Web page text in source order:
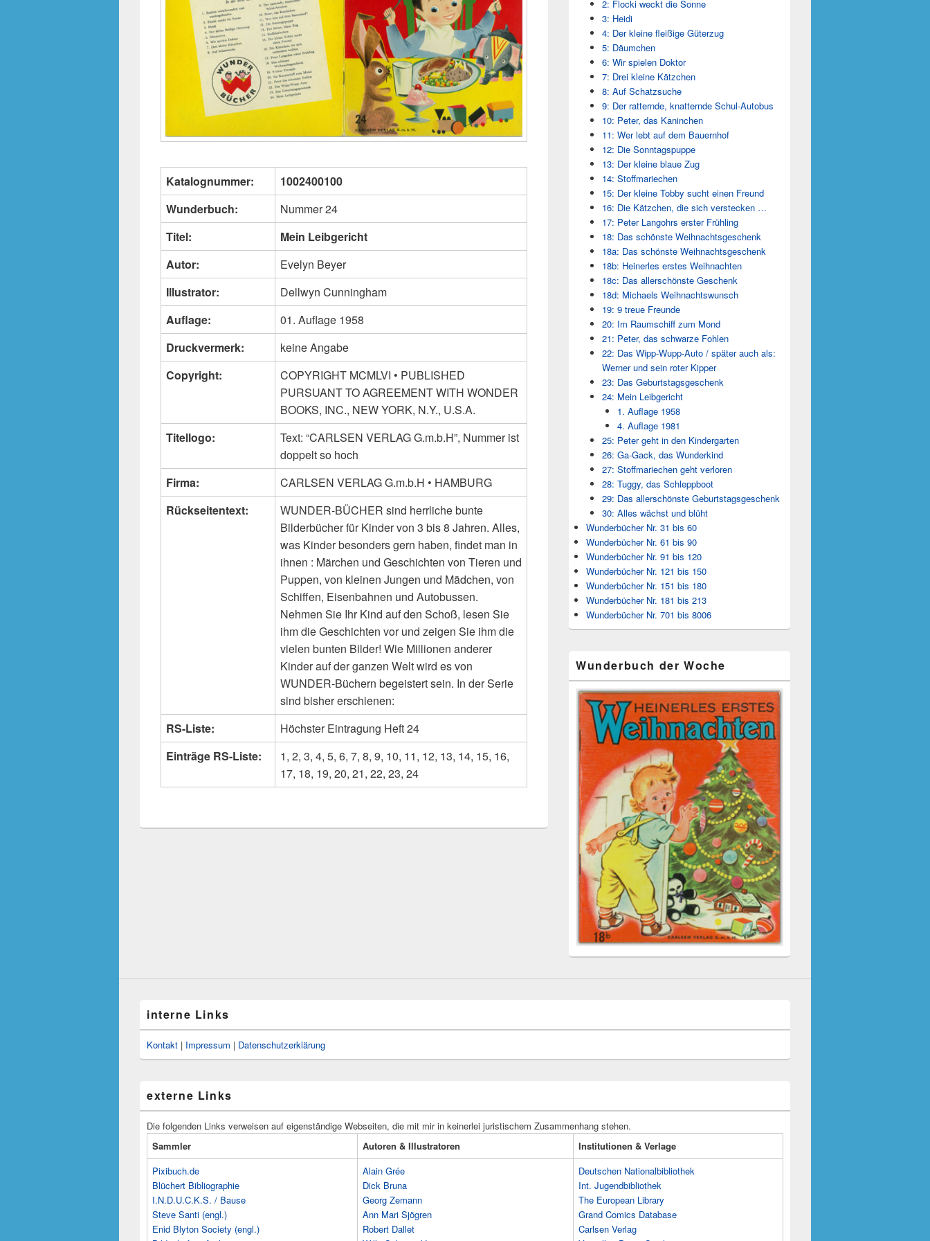
Katalognummer:
1002400100
Wunderbuch:
Nummer 24
Titel:
Mein Leibgericht
Autor:
Evelyn Beyer
Illustrator:
Dellwyn Cunningham
Auflage:
01. Auflage 1958
Druckvermerk:
keine Angabe
Copyright:
COPYRIGHT MCMLVI • PUBLISHED
PURSUANT TO AGREEMENT WITH WONDER
BOOKS, INC., NEW YORK, N.Y., U.S.A.
Titellogo:
Text: “CARLSEN VERLAG G.m.b.H”, Nummer ist
doppelt so hoch
Firma:
CARLSEN VERLAG G.m.b.H • HAMBURG
Rückseitentext:
WUNDER-BÜCHER sind herrliche bunte
Bilderbücher für Kinder von 3 bis 8 Jahren. Alles,
was Kinder besonders gern haben, findet man in
ihnen : Märchen und Geschichten von Tieren und
Puppen, von kleinen Jungen und Mädchen, von
Schiffen, Eisenbahnen und Autobussen.
Nehmen Sie Ihr Kind auf den Schoß, lesen Sie
ihm die Geschichten vor und zeigen Sie ihm die
vielen bunten Bilder! Wie Millionen anderer
Kinder auf der ganzen Welt wird es von
WUNDER-Büchern begeistert sein. In der Serie
sind bisher erschienen:
RS-Liste:
Höchster Eintragung Heft 24
Einträge RS-Liste:
1, 2, 3, 4, 5, 6, 7, 8, 9, 10, 11, 12, 13, 14, 15, 16,
17, 18, 19, 20, 21, 22, 23, 24
2: Flocki weckt die Sonne
3: Heidi
4: Der kleine fleißige Güterzug
5: Däumchen
6: Wir spielen Doktor
7: Drei kleine Kätzchen
8: Auf Schatzsuche
9: Der ratternde, knatternde Schul-Autobus
10: Peter, das Kaninchen
11: Wer lebt auf dem Bauernhof
12: Die Sonntagspuppe
13: Der kleine blaue Zug
14: Stoffmariechen
15: Der kleine Tobby sucht einen Freund
16: Die Kätzchen, die sich verstecken …
17: Peter Langohrs erster Frühling
18: Das schönste Weihnachtsgeschenk
18a: Das schönste Weihnachtsgeschenk
18b: Heinerles erstes Weihnachten
18c: Das allerschönste Geschenk
18d: Michaels Weihnachtswunsch
19: 9 treue Freunde
20: Im Raumschiff zum Mond
21: Peter, das schwarze Fohlen
22: Das Wipp-Wupp-Auto / später auch als:
Werner und sein roter Kipper
23: Das Geburtstagsgeschenk
24: Mein Leibgericht
1. Auflage 1958
4. Auflage 1981
25: Peter geht in den Kindergarten
26: Ga-Gack, das Wunderkind
27: Stoffmariechen geht verloren
28: Tuggy, das Schleppboot
29: Das allerschönste Geburtstagsgeschenk
30: Alles wächst und blüht
Wunderbücher Nr. 31 bis 60
Wunderbücher Nr. 61 bis 90
Wunderbücher Nr. 91 bis 120
Wunderbücher Nr. 121 bis 150
Wunderbücher Nr. 151 bis 180
Wunderbücher Nr. 181 bis 213
Wunderbücher Nr. 701 bis 8006
Wunderbuch der Woche
interne Links
Kontakt | Impressum | Datenschutzerklärung
externe Links
Die folgenden Links verweisen auf eigenständige Webseiten, die mit mir in keinerlei juristischem Zusammenhang stehen.
Sammler
Autoren & Illustratoren
Institutionen & Verlage
Pixibuch.de
Blüchert Bibliographie
I.N.D.U.C.K.S. / Bause
Steve Santi (engl.)
Enid Blyton Society (engl.)
Alain Grée
Dick Bruna
Georg Zemann
Ann Mari Sjögren
Robert Dallet
Deutschen Nationalbibliothek
Int. Jugendbibliothek
The European Library
Grand Comics Database
Carlsen Verlag